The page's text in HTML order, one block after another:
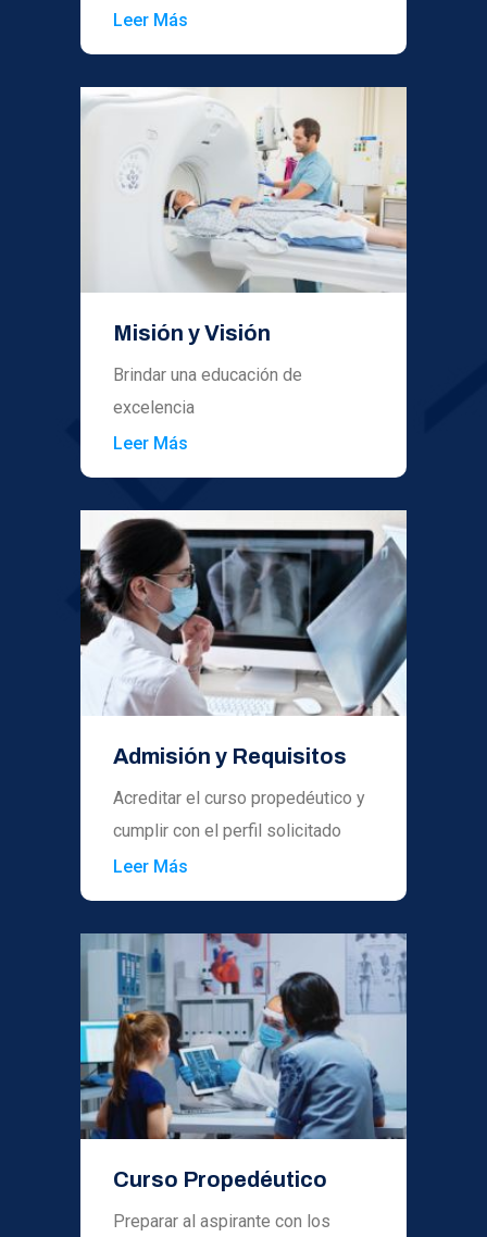
Leer Más
Misión y Visión
Brindar una educación de
excelencia
Leer Más
Admisión y Requisitos
Acreditar el curso propedéutico y
cumplir con el perfil solicitado
Leer Más
Curso Propedéutico
Preparar al aspirante con los